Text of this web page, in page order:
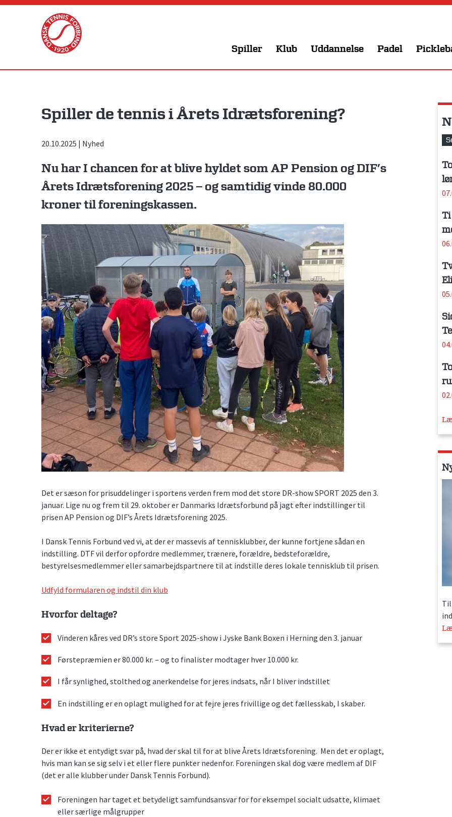
Skip
Spiller Klub Uddannelse Padel
Spiller de tennis i Årets Idrætsforening?
20.10.2025 | Nyhed
Nu har I chancen for at blive hyldet som AP Pension og DIF’s
Årets Idrætsforening 2025 – og samtidig vinde 80.000
kroner til foreningskassen.
Det er sæson for prisuddelinger i sportens verden frem mod det store DR-show SPORT 2025 den 3.
januar. Lige nu og frem til 29. oktober er Danmarks Idrætsforbund på jagt efter indstillinger til
prisen AP Pension og DIF’s Årets Idrætsforening 2025.
I Dansk Tennis Forbund ved vi, at der er massevis af tennisklubber, der kunne fortjene sådan en
indstilling. DTF vil derfor opfordre medlemmer, trænere, forældre, bedsteforældre,
bestyrelsesmedlemmer eller samarbejdspartnere til at indstille deres lokale tennisklub til prisen.
Udfyld formularen og indstil din klub
Hvorfor deltage?
Vinderen kåres ved DR’s store Sport 2025-show i Jyske Bank Boxen i Herning den 3. januar
Førstepræmien er 80.000 kr. – og to finalister modtager hver 10.000 kr.
I får synlighed, stolthed og anerkendelse for jeres indsats, når I bliver indstillet
En indstilling er en oplagt mulighed for at fejre jeres frivillige og det fællesskab, I skaber.
Hvad er kriterierne?
Der er ikke et entydigt svar på, hvad der skal til for at blive Årets Idrætsforening. Men det er oplagt,
hvis man kan se sig selv i et eller flere punkter nedenfor. Foreningen skal dog være medlem af DIF
(det er alle klubber under Dansk Tennis Forbund).
Foreningen har taget et betydeligt samfundsansvar for for eksempel socialt udsatte, klimaet
eller særlige målgrupper